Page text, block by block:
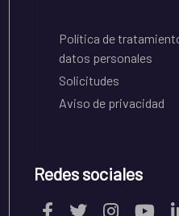
Política de
datos personales
Solicitudes
Aviso de privacidad
Redes sociales